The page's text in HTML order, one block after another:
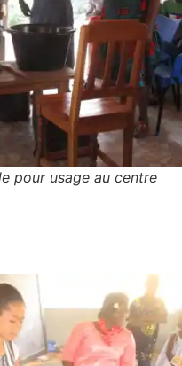
pour usage au centre